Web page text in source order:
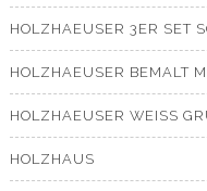
HOLZHAEUSER 3ER SET
HOLZHAEUSER BEMALT
HOLZHAEUSER WEISS
HOLZHAUS